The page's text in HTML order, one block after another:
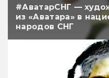
#АватарСНГ —
из «Аватара» в
народов СНГ